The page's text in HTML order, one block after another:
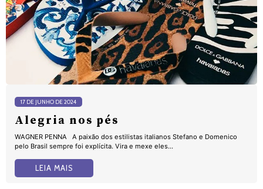
17 DE JUNHO DE 2024
Alegria nos pés
WAGNER PENNA A paixão dos estilistas italianos Stefano e Domenico
pelo Brasil sempre foi explícita. Vira e mexe eles...
LEIA MAIS